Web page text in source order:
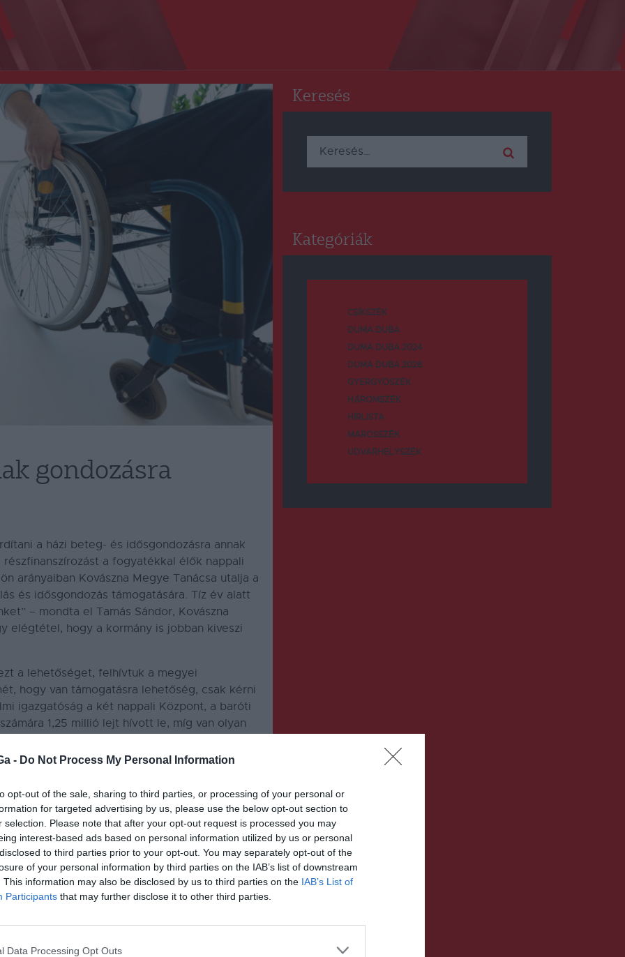
- Do Not Process My Personal Information
opt-out of the sale, sharing to third parties, or processing of your personal or
for targeted advertising by us, please use the below opt-out section to
selection. Please note that after your opt-out request is processed you may
interest-based ads based on personal information utilized by us or personal
to third parties prior to your opt-out. You may separately opt-out of the
of your personal information by third parties on the IAB’s list of downstream
This information may also be disclosed by us to third parties on the IAB’s List of
Participants that may further disclose it to other third parties.
Data Processing Opt Outs
gondozásra
a házi beteg- és idősgondozásra annak
a fogyatékkal élők nappali
arányaiban Kovászna Megye Tanácsa utalja a
és idősgondozás támogatására. Tíz év alatt
– mondta el Tamás Sándor, Kovászna
elégtétel, hogy a kormány is jobban kiveszi
a lehetőséget, felhívtuk a megyei
hogy van támogatásra lehetőség, csak kérni
igazgatóság a két nappali Központ, a baróti
1,25 millió lejt hívott le, míg van olyan
a marosvásárhelyi fogyatékkal élők
lejt” – magyarázta Makkai Péter, a Munkaügyi
KÖVETKEZŐ BEJEGYZÉS
Több nyelven, így magyarul is
elérhető a 112-es segélyhívó
Keresés
Keresés:
Kategóriák
CSÍKSZÉK
DUMA DUBA
DUMA DUBA 2024
DUMA DUBA 2026
GYERGYÓSZÉK
HÁROMSZÉK
HÍRLISTA
MAROSSZÉK
UDVARHELYSZÉK